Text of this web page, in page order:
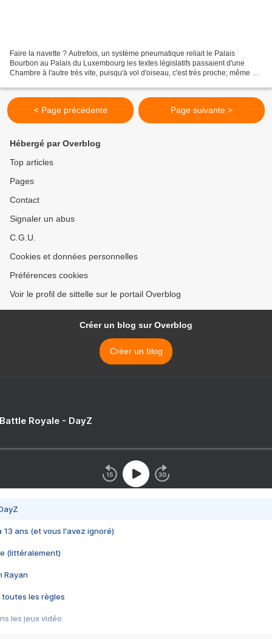
Faire la navette ? Autrefois, un système pneumatique reliait le Palais
Bourbon au Palais du Luxembourg les textes législatifs passaient d'une
Chambre à l'autre très vite, puisqu'à vol d'oiseau, c'est très proche; même un
< Page précédente Page suivante >
Hébergé par Overblog
Top articles
Pages
Contact
Signaler un abus
C.G.U.
Cookies et données personnelles
Préférences cookies
Voir le profil de sittelle sur le portail Overblog
Créer un blog sur Overblog
Créer un blog
Royale - DayZ
13 ans (et vous l'avez ignoré)
(littéralement)
Rayan
toutes les règles
les jeux vidéo